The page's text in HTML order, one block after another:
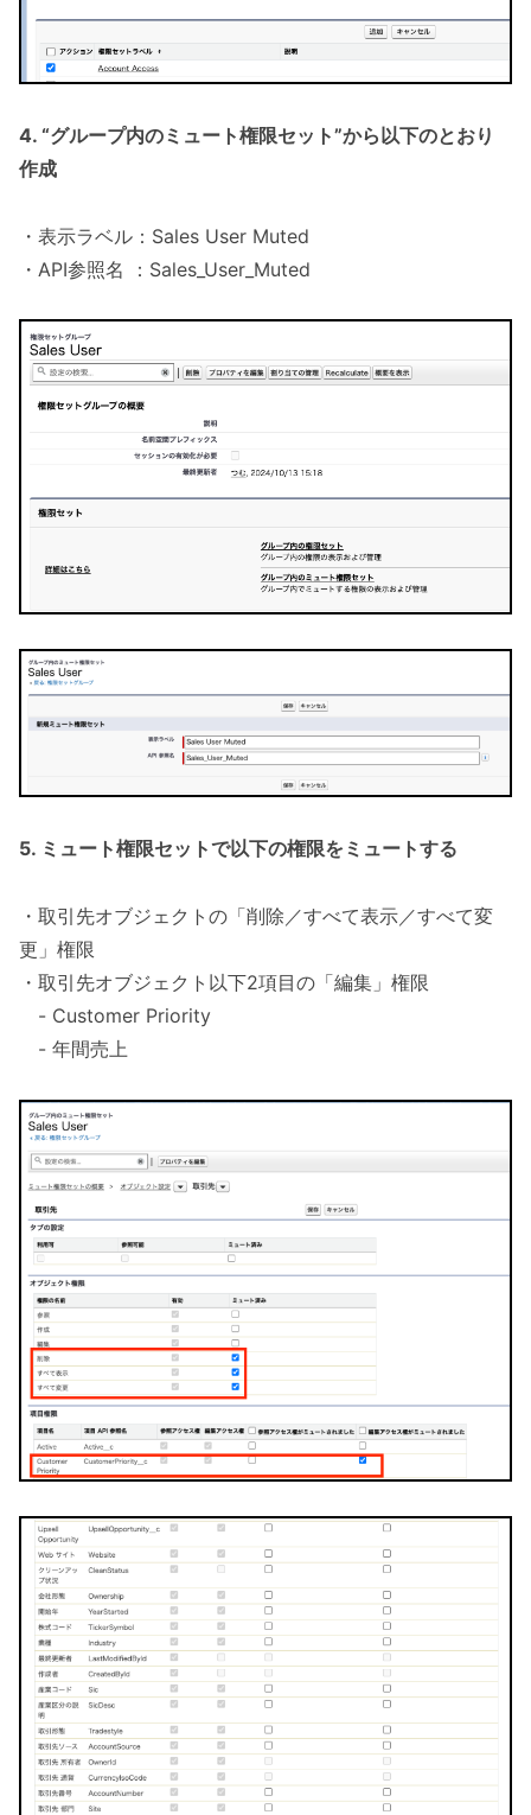
4. “グループ内のミュート権限セット”から以下のとおり
作成
・表示ラベル：Sales User Muted
・API参照名 ：Sales_User_Muted
5. ミュート権限セットで以下の権限をミュートする
・取引先オブジェクトの「削除／すべて表示／すべて変
更」権限
・取引先オブジェクト以下2項目の「編集」権限
- Customer Priority
- 年間売上